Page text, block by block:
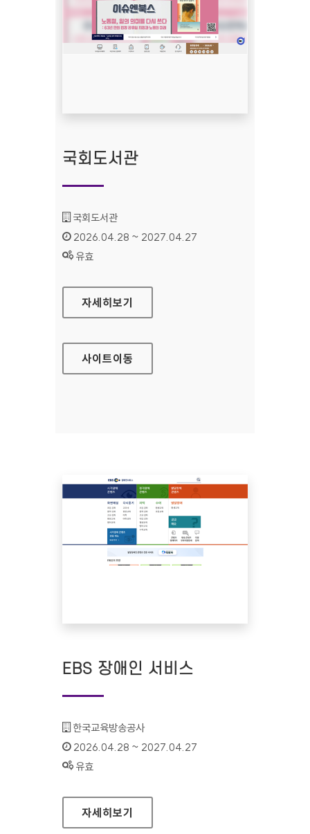
국회도서관
기관명 :
국회도서관
인증기간 :
2026.04.28 ~ 2027.04.27
상태 :
유효
국회도서관
자세히보기
사이트이동
EBS 장애인 서비스
기관명 :
한국교육방송공사
인증기간 :
2026.04.28 ~ 2027.04.27
상태 :
유효
EBS 장애인 서비스
자세히보기